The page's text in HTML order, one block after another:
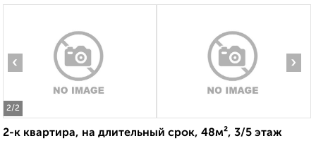
2/2
‹ ›
2-к квартира, на длительный срок, 48м², 3/5 этаж